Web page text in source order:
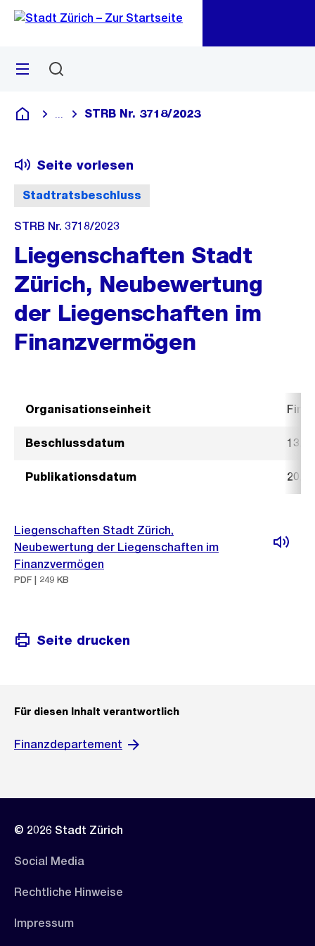
Navigation
Sprunglink
Menü
Deutsch
Blende alle Breadcrumbs ein
STRB Nr. 3718/2023
Stadtratsbeschluss
Seite vorlesen
STRB Nr. 3718/2023
Liegenschaften Stadt
Zürich, Neubewertung
der Liegenschaften im
Finanzvermögen
Organisationseinheit
Beschlussdatum 13.
Publikationsdatum 20.
Liegenschaften Stadt Zürich,
Neubewertung der Liegenschaften im
Finanzvermögen
PDF | 249 KB
Seite drucken
Für diesen Inhalt verantwortlich
Finanzdepartement
© 2026 Stadt Zürich
Social Media
Rechtliche Hinweise
Impressum